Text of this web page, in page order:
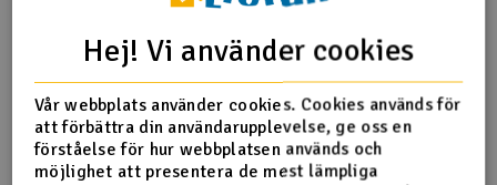
Köp
HPI-160839 7.4V USB LiPo balansladdare
kr125,-
Hej! Vi använder cookies
Vår webbplats använder cookies. Cookies används för
att förbättra din användarupplevelse, ge oss en
förståelse för hur webbplatsen används och
möjlighet att presentera de mest lämpliga